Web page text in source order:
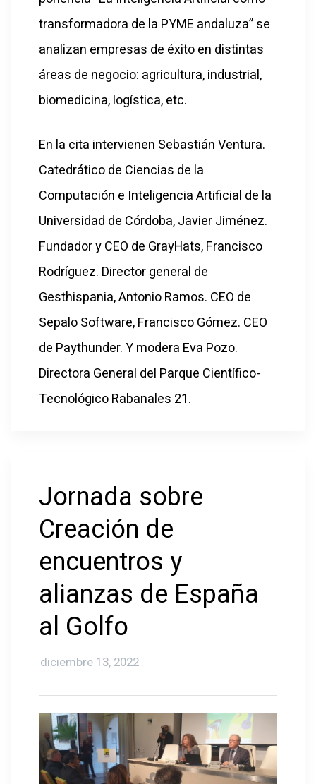
transformadora de la PYME andaluza” se
analizan empresas de éxito en distintas
áreas de negocio: agricultura, industrial,
biomedicina, logística, etc.
En la cita intervienen Sebastián Ventura.
Catedrático de Ciencias de la
Computación e Inteligencia Artificial de la
Universidad de Córdoba, Javier Jiménez.
Fundador y CEO de GrayHats, Francisco
Rodríguez. Director general de
Gesthispania, Antonio Ramos. CEO de
Sepalo Software, Francisco Gómez. CEO
de Paythunder. Y modera Eva Pozo.
Directora General del Parque Científico-
Tecnológico Rabanales 21.
Jornada sobre
Creación de
encuentros y
alianzas de España
al Golfo
diciembre 13, 2022